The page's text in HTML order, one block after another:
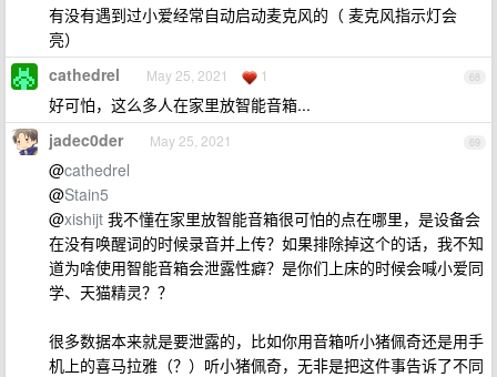
有没有遇到过小爱经常自动启动麦克风的（ 麦克风指示灯会
亮）
68
cathedrel May 25, 2021 1
好可怕，这么多人在家里放智能音箱...
69
jadec0der May 25, 2021
@cathedrel
@Stain5
@xishijt 我不懂在家里放智能音箱很可怕的点在哪里，是设备会
在没有唤醒词的时候录音并上传？如果排除掉这个的话，我不知
道为啥使用智能音箱会泄露性癖？是你们上床的时候会喊小爱同
学、天猫精灵？？
很多数据本来就是要泄露的，比如你用音箱听小猪佩奇还是用手
机上的喜马拉雅（？）听小猪佩奇，无非是把这件事告诉了不同